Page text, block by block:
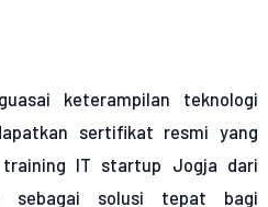
keterampilan teknologi
sertifikat resmi yang
IT startup Jogja dari
sebagai solusi tepat bagi